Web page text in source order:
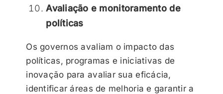
Avaliação e monitoramento de
políticas
Os governos avaliam o impacto das
políticas, programas e iniciativas de
inovação para avaliar sua eficácia,
identificar áreas de melhoria e garantir a